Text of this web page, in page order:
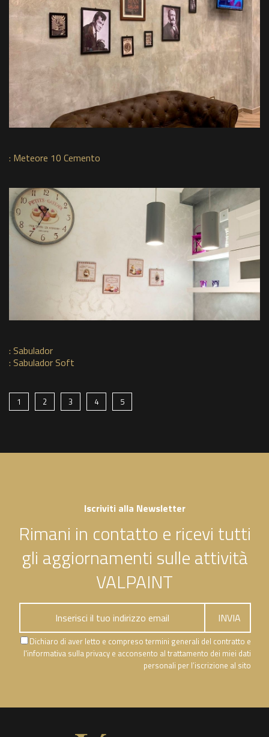
: Meteore 10 Cemento
: Sabulador
: Sabulador Soft
1 2 3 4 5
Iscriviti alla Newsletter
Rimani in contatto e ricevi tutti
gli aggiornamenti sulle attività
VALPAINT
Dichiaro di aver letto e compreso termini generali del contratto e
l'informativa sulla privacy e acconsento al trattamento dei miei dati
personali per l’iscrizione al sito